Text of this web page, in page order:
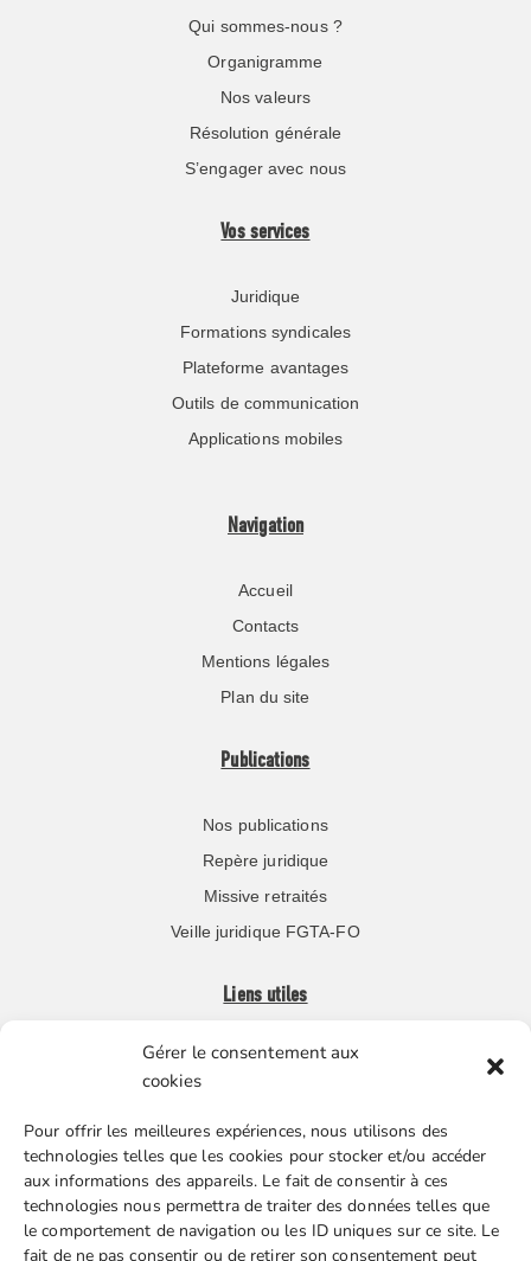
Gérer le consentement aux
cookies
Pour offrir les meilleures expériences, nous utilisons des
technologies telles que les cookies pour stocker et/ou accéder
aux informations des appareils. Le fait de consentir à ces
technologies nous permettra de traiter des données telles que
le comportement de navigation ou les ID uniques sur ce site. Le
fait de ne pas consentir ou de retirer son consentement peut
Qui sommes-nous ?
Organigramme
Nos valeurs
Résolution générale
S’engager avec nous
Vos services
Juridique
Formations syndicales
Plateforme avantages
Outils de communication
Applications mobiles
Navigation
Accueil
Contacts
Mentions légales
Plan du site
Publications
Nos publications
Repère juridique
Missive retraités
Veille juridique FGTA-FO
Liens utiles
Boutique en ligne
Nos partenaires
Gestion des cookies